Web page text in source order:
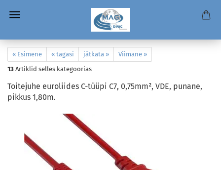
« Esimene « tagasi jätkata »
Viimane »
13 Artiklid selles kategoorias
Toitejuhe euroliides C-tüüpi C7, 0,75mm², VDE, punane,
pikkus 1,80m.